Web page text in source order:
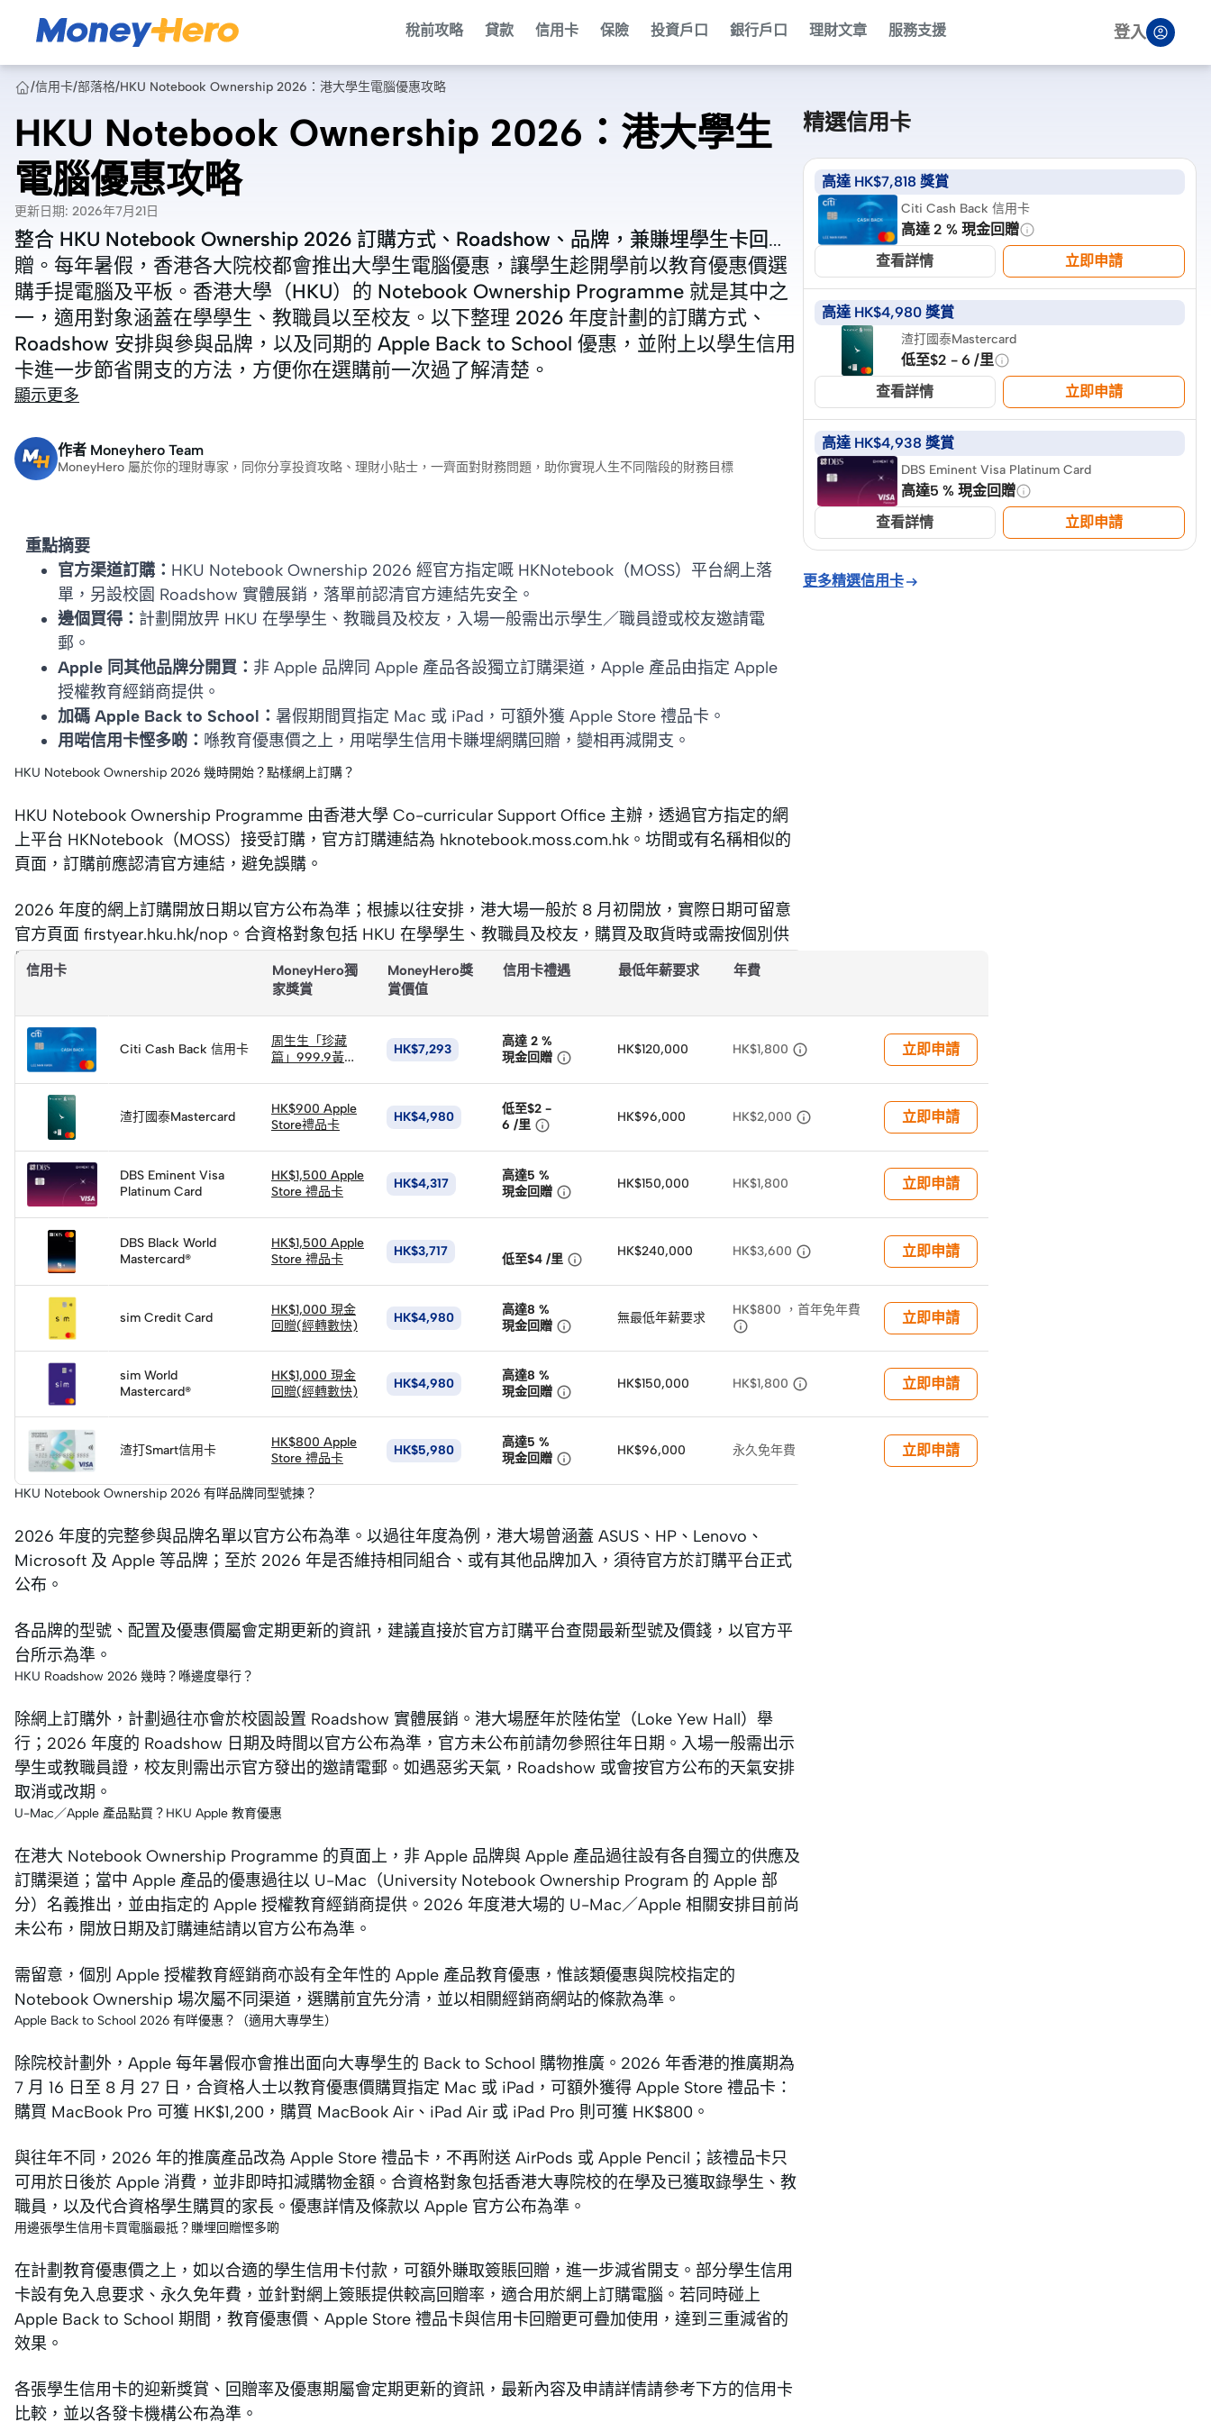
稅前攻略 貸款 信用卡 保險 投資戶口 銀行戶口 理財文章 服務支援 登入
/信用卡/部落格/HKU Notebook Ownership 2026：港大學生電腦優惠攻略
HKU Notebook Ownership 2026：港大學生
電腦優惠攻略
更新日期: 2026年7月21日
整合 HKU Notebook Ownership 2026 訂購方式、Roadshow、品牌，兼賺埋學生卡回
贈。每年暑假，香港各大院校都會推出大學生電腦優惠，讓學生趁開學前以教育優惠價選
購手提電腦及平板。香港大學（HKU）的 Notebook Ownership Programme 就是其中之
一，適用對象涵蓋在學學生、教職員以至校友。以下整理 2026 年度計劃的訂購方式、
Roadshow 安排與參與品牌，以及同期的 Apple Back to School 優惠，並附上以學生信用
卡進一步節省開支的方法，方便你在選購前一次過了解清楚。
整合 HKU Notebook Ownership 2026 訂購方式、Roadshow、品牌，兼賺埋學生卡回
贈。每年暑假，香港各大院校都會推出大學生電腦優惠，讓學生趁開學前以教育優惠價選
購手提電腦及平板。香港大學（HKU）的 Notebook Ownership Programme 就是其中之
一，適用對象涵蓋在學學生、教職員以至校友。以下整理 2026 年度計劃的訂購方式、
Roadshow 安排與參與品牌，以及同期的 Apple Back to School 優惠，並附上以學生信用
卡進一步節省開支的方法，方便你在選購前一次過了解清楚。
顯示更多
作者 Moneyhero Team
MoneyHero 屬於你的理財專家，同你分享投資攻略、理財小貼士，一齊面對財務問題，助你實現人生不同階段的財務目標
重點摘要
官方渠道訂購： HKU Notebook Ownership 2026 經官方指定嘅 HKNotebook（MOSS）平台網上落
單，另設校園 Roadshow 實體展銷，落單前認清官方連結先安全。
邊個買得： 計劃開放畀 HKU 在學學生、教職員及校友，入場一般需出示學生／職員證或校友邀請電
郵。
Apple 同其他品牌分開買： 非 Apple 品牌同 Apple 產品各設獨立訂購渠道，Apple 產品由指定 Apple
授權教育經銷商提供。
加碼 Apple Back to School： 暑假期間買指定 Mac 或 iPad，可額外獲 Apple Store 禮品卡。
用啱信用卡慳多啲： 喺教育優惠價之上，用啱學生信用卡賺埋網購回贈，變相再減開支。
HKU Notebook Ownership 2026 幾時開始？點樣網上訂購？
HKU Notebook Ownership Programme 由香港大學 Co-curricular Support Office 主辦，透過官方指定的網
上平台 HKNotebook（MOSS）接受訂購，官方訂購連結為 hknotebook.moss.com.hk。坊間或有名稱相似的
頁面，訂購前應認清官方連結，避免誤購。
2026 年度的網上訂購開放日期以官方公布為準；根據以往安排，港大場一般於 8 月初開放，實際日期可留意
官方頁面 firstyear.hku.hk/nop。合資格對象包括 HKU 在學學生、教職員及校友，購買及取貨時或需按個別供
應商要求出示有效證件。
信用卡
MoneyHero獨
家獎賞
MoneyHero獎
賞價值
信用卡禮遇 最低年薪要求 年費
Citi Cash Back 信用卡
立
即
申
周生生「珍藏
篇」999.9黃金
HK$7,293
高達 2 %
現金回贈  HK$120,000 HK$1,800  立即申請
渣打國泰Mastercard
立
即
申
HK$900 Apple
Store禮品卡
HK$4,980
低至$2 -
6 /里  HK$96,000 HK$2,000  立即申請
DBS Eminent Visa
Platinum Card
立
即
申
HK$1,500 Apple
Store 禮品卡
HK$4,317
高達5 %
現金回贈  HK$150,000 HK$1,800 立即申請
DBS Black World
Mastercard®
立
即
申
HK$1,500 Apple
Store 禮品卡
HK$3,717
低至$4 /里  HK$240,000 HK$3,600  立即申請
sim Credit Card
立
即
申
HK$1,000 現金
回贈(經轉數快)
HK$4,980
高達8 %
現金回贈  無最低年薪要求
HK$800 ，首年免年費
 立即申請
sim World
Mastercard®️
立
即
申
HK$1,000 現金
回贈(經轉數快)
HK$4,980
高達8 %
現金回贈  HK$150,000 HK$1,800  立即申請
渣打Smart信用卡
立
即
申
HK$800 Apple
Store 禮品卡
HK$5,980
高達5 %
現金回贈  HK$96,000 永久免年費 立即申請
HKU Notebook Ownership 2026 有咩品牌同型號揀？
2026 年度的完整參與品牌名單以官方公布為準。以過往年度為例，港大場曾涵蓋 ASUS、HP、Lenovo、
Microsoft 及 Apple 等品牌；至於 2026 年是否維持相同組合、或有其他品牌加入，須待官方於訂購平台正式
公布。
各品牌的型號、配置及優惠價屬會定期更新的資訊，建議直接於官方訂購平台查閱最新型號及價錢，以官方平
台所示為準。
HKU Roadshow 2026 幾時？喺邊度舉行？
除網上訂購外，計劃過往亦會於校園設置 Roadshow 實體展銷。港大場歷年於陸佑堂（Loke Yew Hall）舉
行；2026 年度的 Roadshow 日期及時間以官方公布為準，官方未公布前請勿參照往年日期。入場一般需出示
學生或教職員證，校友則需出示官方發出的邀請電郵。如遇惡劣天氣，Roadshow 或會按官方公布的天氣安排
取消或改期。
U-Mac／Apple 產品點買？HKU Apple 教育優惠
在港大 Notebook Ownership Programme 的頁面上，非 Apple 品牌與 Apple 產品過往設有各自獨立的供應及
訂購渠道；當中 Apple 產品的優惠過往以 U-Mac（University Notebook Ownership Program 的 Apple 部
分）名義推出，並由指定的 Apple 授權教育經銷商提供。2026 年度港大場的 U-Mac／Apple 相關安排目前尚
未公布，開放日期及訂購連結請以官方公布為準。
需留意，個別 Apple 授權教育經銷商亦設有全年性的 Apple 產品教育優惠，惟該類優惠與院校指定的
Notebook Ownership 場次屬不同渠道，選購前宜先分清，並以相關經銷商網站的條款為準。
Apple Back to School 2026 有咩優惠？（適用大專學生）
除院校計劃外，Apple 每年暑假亦會推出面向大專學生的 Back to School 購物推廣。2026 年香港的推廣期為
7 月 16 日至 8 月 27 日，合資格人士以教育優惠價購買指定 Mac 或 iPad，可額外獲得 Apple Store 禮品卡：
購買 MacBook Pro 可獲 HK$1,200，購買 MacBook Air、iPad Air 或 iPad Pro 則可獲 HK$800。
與往年不同，2026 年的推廣產品改為 Apple Store 禮品卡，不再附送 AirPods 或 Apple Pencil；該禮品卡只
可用於日後於 Apple 消費，並非即時扣減購物金額。合資格對象包括香港大專院校的在學及已獲取錄學生、教
職員，以及代合資格學生購買的家長。優惠詳情及條款以 Apple 官方公布為準。
用邊張學生信用卡買電腦最抵？賺埋回贈慳多啲
在計劃教育優惠價之上，如以合適的學生信用卡付款，可額外賺取簽賬回贈，進一步減省開支。部分學生信用
卡設有免入息要求、永久免年費，並針對網上簽賬提供較高回贈率，適合用於網上訂購電腦。若同時碰上
Apple Back to School 期間，教育優惠價、Apple Store 禮品卡與信用卡回贈更可疊加使用，達到三重減省的
效果。
各張學生信用卡的迎新獎賞、回贈率及優惠期屬會定期更新的資訊，最新內容及申請詳情請參考下方的信用卡
比較，並以各發卡機構公布為準。
精選信用卡
高達 HK$7,818 獎賞
Citi Cash Back 信用卡
高達 2 % 現金回贈
查看詳情
立即申請
高達 HK$4,980 獎賞
渣打國泰Mastercard
低至$2 - 6 /里
查看詳情
立即申請
高達 HK$4,938 獎賞
DBS Eminent Visa Platinum Card
高達5 % 現金回贈
查看詳情
立即申請
更多精選信用卡